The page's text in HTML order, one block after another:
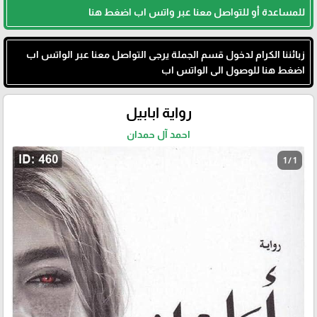
للمساعدة أو للتواصل معنا عبر واتس اب اضغط هنا
زبائننا الكرام لدخول قسم الجملة يرجى التواصل معنا عبر الواتس اب
اضغط هنا للوصول الى الواتس اب
رواية ابابيل
احمد آل حمدان
1 / 1